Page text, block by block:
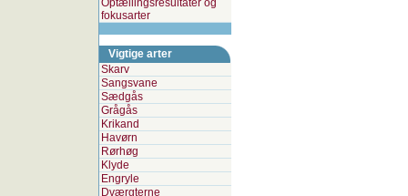
Optællingsresultater og
fokusarter
Vigtige arter
Skarv
Sangsvane
Sædgås
Grågås
Krikand
Havørn
Rørhøg
Klyde
Engryle
Dværgterne